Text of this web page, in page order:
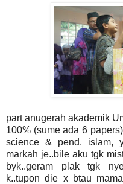
part anugerah akademik
100% (sume ada 6
science & pend. islam,
markah je..bile aku tgk
byk..geram plak tgk
k..tupon die x btau